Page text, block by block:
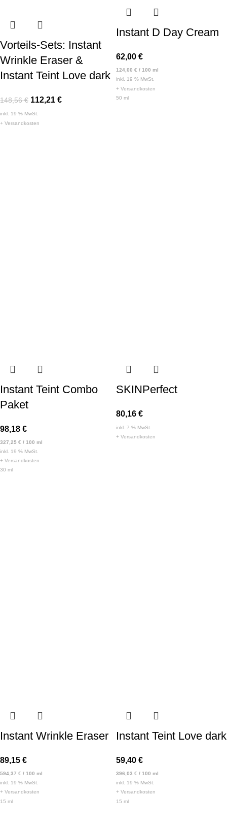
Vorteils-Sets: Instant
Wrinkle Eraser &
Instant Teint Love dark
148,56€ 112,21 €
inkl. 19 % MwSt.
+ Versandkosten
Instant D Day Cream
62,00 €
124,00 € / 100 ml
inkl. 19 % MwSt.
+ Versandkosten
50 ml
Instant Teint Combo
Paket
98,18 €
327,25 € / 100 ml
inkl. 19 % MwSt.
+ Versandkosten
30 ml
SKINPerfect
80,16 €
inkl. 7 % MwSt.
+ Versandkosten
Instant Wrinkle Eraser
89,15 €
594,37 € / 100 ml
inkl. 19 % MwSt.
+ Versandkosten
15 ml
Instant Teint Love dark
59,40 €
396,03 € / 100 ml
inkl. 19 % MwSt.
+ Versandkosten
15 ml